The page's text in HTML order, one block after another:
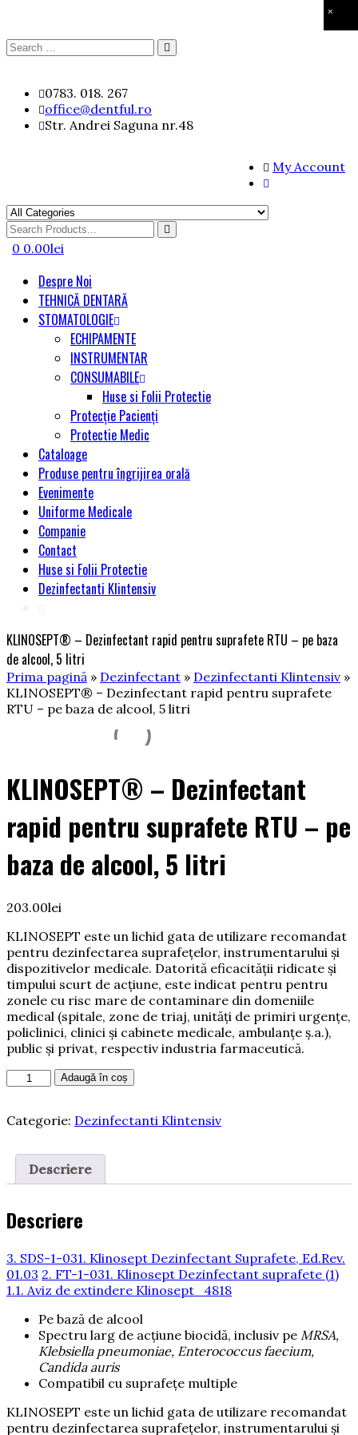
×
Search
content
0783. 018. 267
office@dentful.ro
Str. Andrei Saguna nr.48
My Account
Search
for
0 0.00lei
Despre Noi
TEHNICĂ DENTARĂ
STOMATOLOGIE
ECHIPAMENTE
INSTRUMENTAR
CONSUMABILE
Huse si Folii Protectie
Protecție Pacienți
Protectie Medic
Cataloage
Produse pentru îngrijirea orală
Evenimente
Uniforme Medicale
Companie
Contact
Huse si Folii Protectie
Dezinfectanti Klintensiv
KLINOSEPT® – Dezinfectant rapid pentru suprafete RTU – pe baza
de alcool, 5 litri
Prima pagină » Dezinfectant » Dezinfectanti Klintensiv »
KLINOSEPT® – Dezinfectant rapid pentru suprafete
RTU – pe baza de alcool, 5 litri
KLINOSEPT® – Dezinfectant
rapid pentru suprafete RTU – pe
baza de alcool, 5 litri
203.00lei
KLINOSEPT este un lichid gata de utilizare recomandat
pentru dezinfectarea suprafețelor, instrumentarului și
dispozitivelor medicale. Datorită eficacității ridicate și
timpului scurt de acțiune, este indicat pentru pentru
zonele cu risc mare de contaminare din domeniile
medical (spitale, zone de triaj, unități de primiri urgențe,
policlinici, clinici și cabinete medicale, ambulanțe ș.a.),
public și privat, respectiv industria farmaceutică.
Cantitate
Dezinfectant
pentru
suprafete
RTU
pe
de
alcool,
5
litri
Adaugă în coș
Categorie: Dezinfectanti Klintensiv
Descriere
Descriere
3. SDS-1-031. Klinosept Dezinfectant Suprafete, Ed.Rev.
01.03 2. FT-1-031. Klinosept Dezinfectant suprafete (1)
1.1. Aviz de extindere Klinosept_4818
Pe bază de alcool
Spectru larg de acțiune biocidă, inclusiv pe MRSA,
Klebsiella pneumoniae, Enterococcus faecium,
Candida auris
Compatibil cu suprafețe multiple
KLINOSEPT este un lichid gata de utilizare recomandat
pentru dezinfectarea suprafețelor, instrumentarului și